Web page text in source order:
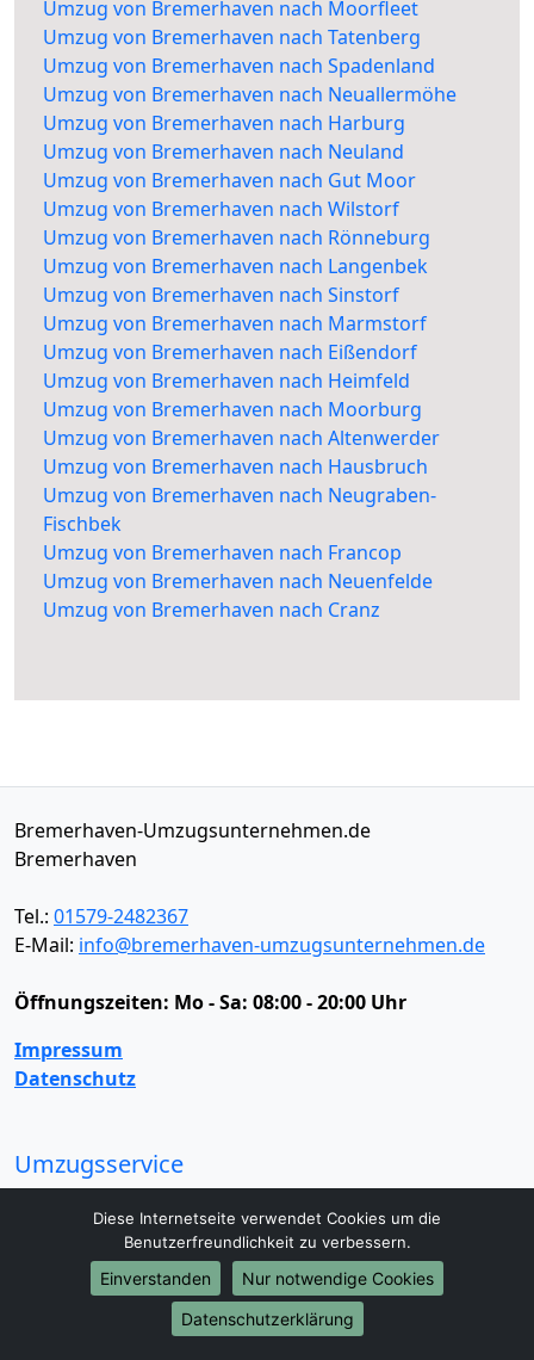
Umzug von Bremerhaven nach Moorfleet
Umzug von Bremerhaven nach Tatenberg
Umzug von Bremerhaven nach Spadenland
Umzug von Bremerhaven nach Neuallermöhe
Umzug von Bremerhaven nach Harburg
Umzug von Bremerhaven nach Neuland
Umzug von Bremerhaven nach Gut Moor
Umzug von Bremerhaven nach Wilstorf
Umzug von Bremerhaven nach Rönneburg
Umzug von Bremerhaven nach Langenbek
Umzug von Bremerhaven nach Sinstorf
Umzug von Bremerhaven nach Marmstorf
Umzug von Bremerhaven nach Eißendorf
Umzug von Bremerhaven nach Heimfeld
Umzug von Bremerhaven nach Moorburg
Umzug von Bremerhaven nach Altenwerder
Umzug von Bremerhaven nach Hausbruch
Umzug von Bremerhaven nach Neugraben-
Fischbek
Umzug von Bremerhaven nach Francop
Umzug von Bremerhaven nach Neuenfelde
Umzug von Bremerhaven nach Cranz
Bremerhaven-Umzugsunternehmen.de
Bremerhaven
Tel.: 01579-2482367
E-Mail: info@bremerhaven-umzugsunternehmen.de
Öffnungszeiten: Mo - Sa: 08:00 - 20:00 Uhr
Impressum
Datenschutz
Umzugsservice
Fernumzug
Firmenumzug
Laborumzug
Mini Umzug
Praxisumzug
Privatumzug
Seniorenumzug
Studentenumzug
Beiladung
Halteverbotszone
Klaviertransport
Diese Internetseite verwendet Cookies um die
Benutzerfreundlichkeit zu verbessern.
Einverstanden
Nur notwendige Cookies
Datenschutzerklärung